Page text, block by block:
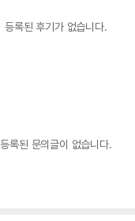
등록된 후기가 없습니다.
등록된 문의글이 없습니다.